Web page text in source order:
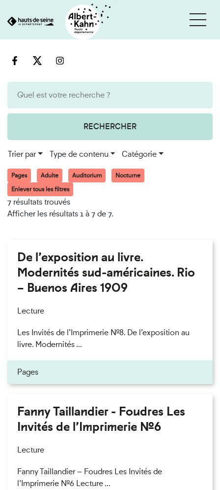
au
RECHERCHER
Trier par Type de contenu Catégorie
Pages Adulte Auditorium
Nocturne
Enlever tous les filtres
7 résultats trouvés
Afficher les résultats 1 à 7 de 7.
De l’exposition au livre.
Modernités sud-américaines. Rio
– Buenos Aires 1909
Lecture
Les Invités de l’Imprimerie n°8. De l’exposition au
livre. Modernités ...
Pages
Fanny Taillandier - Foudres Les
Invités de l’Imprimerie n°6
Lecture
Fanny Taillandier – Foudres Les Invités de
l’Imprimerie n°6 Lecture ...
Cookies et traceurs utilisés sur ce site